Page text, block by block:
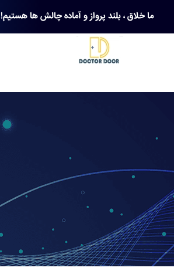
ما خلاق ، بلند پرواز و آماده چالش ها هستیم!